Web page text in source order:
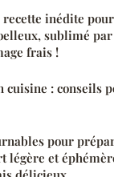
inédite
sublimé par
frais !
cuisine : conseils
pour
légère et